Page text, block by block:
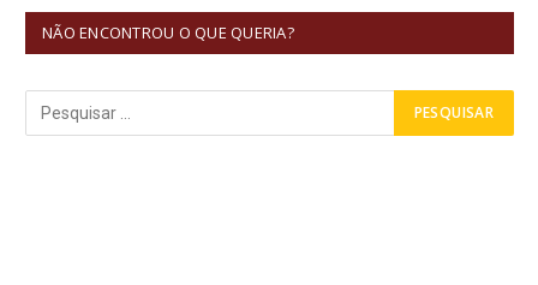
NÃO ENCONTROU O QUE QUERIA?